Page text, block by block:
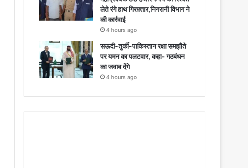
लेते रंगे हाथ गिरफ़्तार,निगरानी विभाग ने
की कार्रवाई
4 hours ago
सऊदी-तुर्की-पाकिस्तान रक्षा समझौते
पर यमन का पलटवार, कहा- गठबंधन
का जवाब देंगे
4 hours ago